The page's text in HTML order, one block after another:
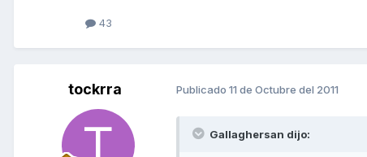
43
tockrra Publicado 11 de Octubre del 2011
Gallaghersan dijo: